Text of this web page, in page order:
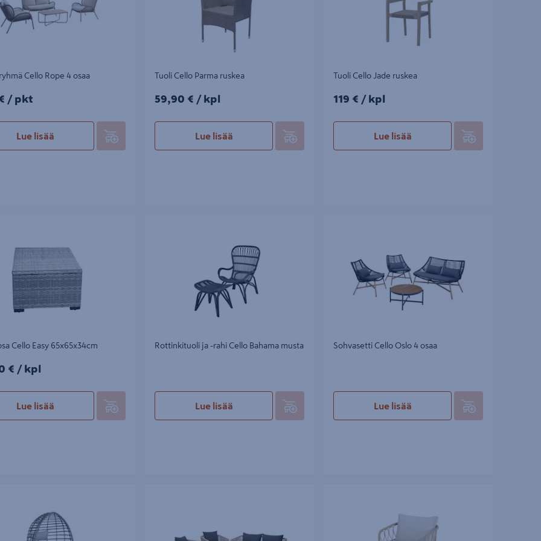
Cello Rope 4 osaa
pkt
/ pkt
Lue lisää
Tuoli Cello Parma ruskea
59,90€/kpl
59,90 € / kpl
Lue lisää
Tuoli Cello Jade ruskea
119€/kpl
119 € / kpl
Lue lisää
Cello Easy 65x65x34cm
kpl
€ / kpl
Lue lisää
Rottinkituoli ja -rahi Cello Bahama musta
Lue lisää
Sohvasetti Cello Oslo 4 osaa
Lue lisää